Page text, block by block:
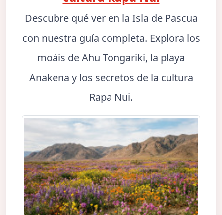
Descubre qué ver en la Isla de Pascua
con nuestra guía completa. Explora los
moáis de Ahu Tongariki, la playa
Anakena y los secretos de la cultura
Rapa Nui.